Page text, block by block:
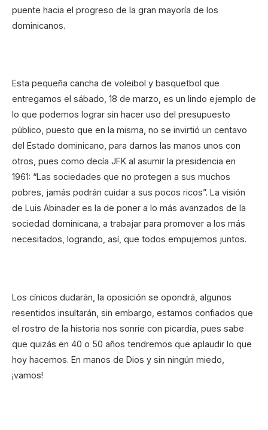
puente hacia el progreso de la gran mayoría de los
dominicanos.
Esta pequeña cancha de voleibol y basquetbol que
entregamos el sábado, 18 de marzo, es un lindo ejemplo de
lo que podemos lograr sin hacer uso del presupuesto
público, puesto que en la misma, no se invirtió un centavo
del Estado dominicano, para darnos las manos unos con
otros, pues como decía JFK al asumir la presidencia en
1961: “Las sociedades que no protegen a sus muchos
pobres, jamás podrán cuidar a sus pocos ricos”. La visión
de Luis Abinader es la de poner a lo más avanzados de la
sociedad dominicana, a trabajar para promover a los más
necesitados, logrando, así, que todos empujemos juntos.
Los cínicos dudarán, la oposición se opondrá, algunos
resentidos insultarán, sin embargo, estamos confiados que
el rostro de la historia nos sonríe con picardía, pues sabe
que quizás en 40 o 50 años tendremos que aplaudir lo que
hoy hacemos. En manos de Dios y sin ningún miedo,
¡vamos!